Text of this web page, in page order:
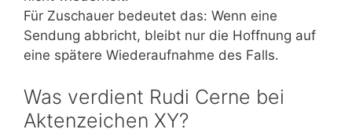
Für Zuschauer bedeutet das: Wenn eine
Sendung abbricht, bleibt nur die Hoffnung auf
eine spätere Wiederaufnahme des Falls.
Was verdient Rudi Cerne bei
Aktenzeichen XY?